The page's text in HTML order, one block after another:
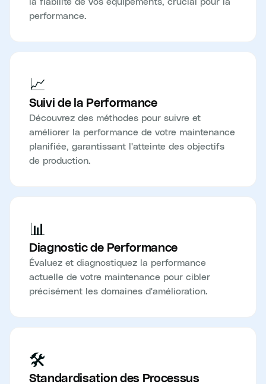
performance.
📈
Suivi de la Performance
Découvrez des méthodes pour suivre et
améliorer la performance de votre maintenance
planifiée, garantissant l'atteinte des objectifs
de production.
📊
Diagnostic de Performance
Évaluez et diagnostiquez la performance
actuelle de votre maintenance pour cibler
précisément les domaines d'amélioration.
🛠️
Standardisation des Processus